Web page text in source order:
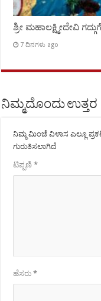
ಶ್ರೀ ಮಹಾಲಕ್ಷ್ಮೀದೇವಿ
7 ದಿನಗಳು ago
ನಿಮ್ಮದೊಂದು ಉತ್ತರ
ನಿಮ್ಮ ಮಿಂಚೆ ವಿಳಾಸ ಎಲ್ಲೂ
ಗುರುತಿಸಲಾಗಿದೆ
ಟಿಪ್ಪಣಿ*
ಹೆಸರು*